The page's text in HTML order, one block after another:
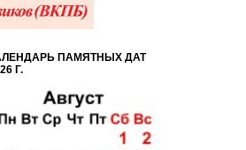
ПАМЯТНЫХ ДАТ
Г.